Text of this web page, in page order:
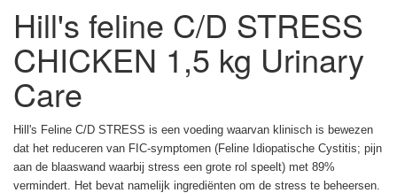
Hill's feline C/D STRESS
CHICKEN 1,5 kg Urinary
Care
Hill's Feline C/D STRESS is een voeding waarvan klinisch is bewezen
dat het reduceren van FIC-symptomen (Feline Idiopatische Cystitis; pijn
aan de blaaswand waarbij stress een grote rol speelt) met 89%
vermindert. Het bevat namelijk ingrediënten om de stress te beheersen.